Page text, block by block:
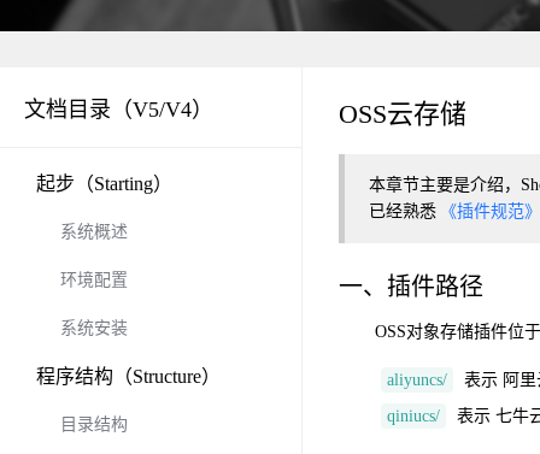
文档目录（V5/V4）
起步（Starting）
系统概述
环境配置
系统安装
程序结构（Structure）
目录结构
OSS云存储
本章节主要是介绍，
已经熟悉
《插件规范》
一、插件路径
OSS对象存储插件位于
aliyuncs/
表示 阿里
qiniucs/
表示 七牛